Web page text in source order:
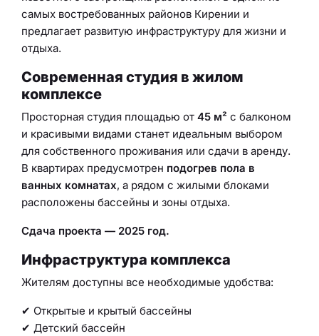
самых востребованных районов Кирении и
предлагает развитую инфраструктуру для жизни и
отдыха.
Современная студия в жилом
комплексе
Просторная студия площадью от 45 м² с балконом
и красивыми видами станет идеальным выбором
для собственного проживания или сдачи в аренду.
В квартирах предусмотрен подогрев пола в
ванных комнатах, а рядом с жилыми блоками
расположены бассейны и зоны отдыха.
Сдача проекта — 2025 год.
Инфраструктура комплекса
Жителям доступны все необходимые удобства:
✔ Открытые и крытый бассейны
✔ Детский бассейн